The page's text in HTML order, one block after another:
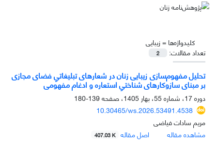
کلیدواژه‌ها =زیبایی
تعداد مقالات:
2
تحلیل مفهوم‌سازی زیبایی زنان در شعارهای تبلیغاتیِ فضای مجازی
بر مبنای سازوکارهای شناختیِ استعاره و ادغام مفهومی
دوره 17، شماره 55، بهار 1405، صفحه
139-180
10.30465/ws.2026.53491.4538
مریم سادات فیاضی
مشاهده مقاله
اصل مقاله 407.03 K